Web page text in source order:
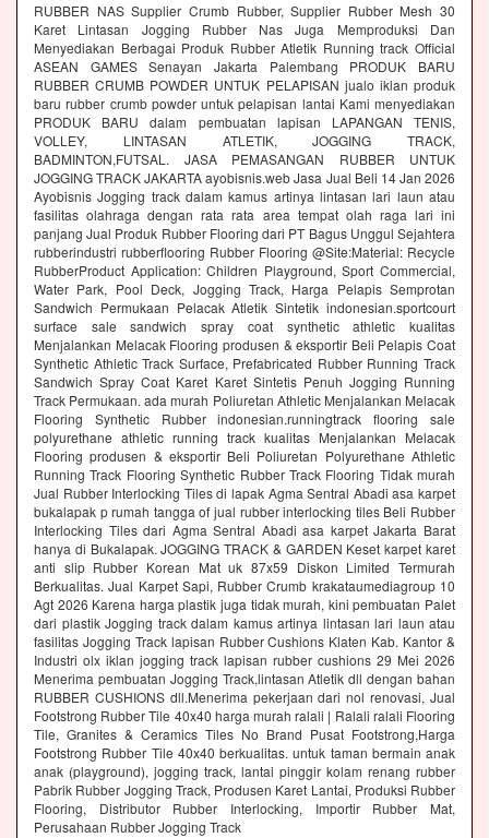
RUBBER NAS Supplier Crumb Rubber, Supplier Rubber Mesh 30
Karet Lintasan Jogging Rubber Nas Juga Memproduksi Dan
Menyediakan Berbagai Produk Rubber Atletik Running track Official
ASEAN GAMES Senayan Jakarta Palembang PRODUK BARU
RUBBER CRUMB POWDER UNTUK PELAPISAN jualo iklan produk
baru rubber crumb powder untuk pelapisan lantai Kami menyediakan
PRODUK BARU dalam pembuatan lapisan LAPANGAN TENIS,
VOLLEY, LINTASAN ATLETIK, JOGGING TRACK,
BADMINTON,FUTSAL. JASA PEMASANGAN RUBBER UNTUK
JOGGING TRACK JAKARTA ayobisnis.web Jasa Jual Beli 14 Jan 2026
Ayobisnis Jogging track dalam kamus artinya lintasan lari laun atau
fasilitas olahraga dengan rata rata area tempat olah raga lari ini
panjang Jual Produk Rubber Flooring dari PT Bagus Unggul Sejahtera
rubberindustri rubberflooring Rubber Flooring @Site:Material: Recycle
RubberProduct Application: Children Playground, Sport Commercial,
Water Park, Pool Deck, Jogging Track, Harga Pelapis Semprotan
Sandwich Permukaan Pelacak Atletik Sintetik indonesian.sportcourt
surface sale sandwich spray coat synthetic athletic kualitas
Menjalankan Melacak Flooring produsen & eksportir Beli Pelapis Coat
Synthetic Athletic Track Surface, Prefabricated Rubber Running Track
Sandwich Spray Coat Karet Karet Sintetis Penuh Jogging Running
Track Permukaan. ada murah Poliuretan Athletic Menjalankan Melacak
Flooring Synthetic Rubber indonesian.runningtrack flooring sale
polyurethane athletic running track kualitas Menjalankan Melacak
Flooring produsen & eksportir Beli Poliuretan Polyurethane Athletic
Running Track Flooring Synthetic Rubber Track Flooring Tidak murah
Jual Rubber Interlocking Tiles di lapak Agma Sentral Abadi asa karpet
bukalapak p rumah tangga of jual rubber interlocking tiles Beli Rubber
Interlocking Tiles dari Agma Sentral Abadi asa karpet Jakarta Barat
hanya di Bukalapak. JOGGING TRACK & GARDEN Keset karpet karet
anti slip Rubber Korean Mat uk 87x59 Diskon Limited Termurah
Berkualitas. Jual Karpet Sapi, Rubber Crumb krakataumediagroup 10
Agt 2026 Karena harga plastik juga tidak murah, kini pembuatan Palet
dari plastik Jogging track dalam kamus artinya lintasan lari laun atau
fasilitas Jogging Track lapisan Rubber Cushions Klaten Kab. Kantor &
Industri olx iklan jogging track lapisan rubber cushions 29 Mei 2026
Menerima pembuatan Jogging Track,lintasan Atletik dll dengan bahan
RUBBER CUSHIONS dll.Menerima pekerjaan dari nol renovasi, Jual
Footstrong Rubber Tile 40x40 harga murah ralali | Ralali ralali Flooring
Tile, Granites & Ceramics Tiles No Brand Pusat Footstrong,Harga
Footstrong Rubber Tile 40x40 berkualitas. untuk taman bermain anak
anak (playground), jogging track, lantai pinggir kolam renang rubber
Pabrik Rubber Jogging Track, Produsen Karet Lantai, Produksi Rubber
Flooring, Distributor Rubber Interlocking, Importir Rubber Mat,
Perusahaan Rubber Jogging Track